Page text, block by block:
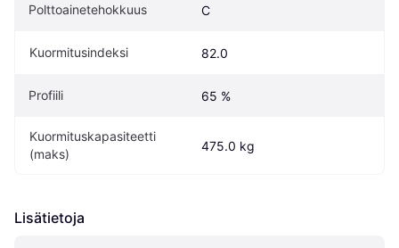
Polttoainetehokkuus C
Kuormitusindeksi 82.0
Profiili 65 %
Kuormituskapasiteetti
(maks)
475.0 kg
Lisätietoja